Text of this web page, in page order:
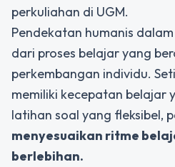
perkuliahan di UGM.
Pendekatan humanis
dari proses belajar yang
perkembangan individu.
memiliki kecepatan belajar
latihan soal yang fleksibel,
menyesuaikan ritme
berlebihan.